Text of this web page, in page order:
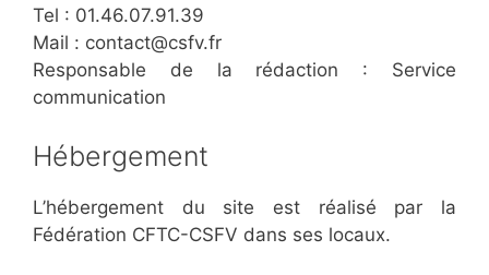
Tel : 01.46.07.91.39
Mail : contact@csfv.fr
Responsable de la rédaction : Service
communication
Hébergement
L’hébergement du site est réalisé par la
Fédération CFTC-CSFV dans ses locaux.